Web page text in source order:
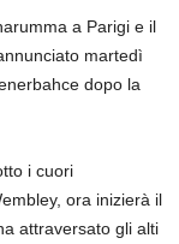
a Parigi e il
martedì
dopo la
i cuori
ora inizierà il
attraversato gli alti